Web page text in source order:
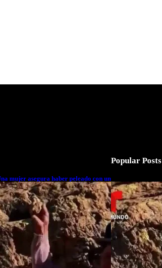
mujer asegura haber peleado con un
cuerpo a cuerpo
Popular Posts